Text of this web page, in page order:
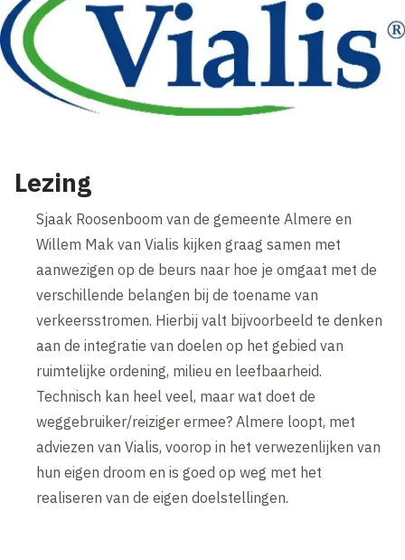
Lezing
Sjaak Roosenboom van de gemeente Almere en
Willem Mak van Vialis kijken graag samen met
aanwezigen op de beurs naar hoe je omgaat met de
verschillende belangen bij de toename van
verkeersstromen. Hierbij valt bijvoorbeeld te denken
aan de integratie van doelen op het gebied van
ruimtelijke ordening, milieu en leefbaarheid.
Technisch kan heel veel, maar wat doet de
weggebruiker/reiziger ermee? Almere loopt, met
adviezen van Vialis, voorop in het verwezenlijken van
hun eigen droom en is goed op weg met het
realiseren van de eigen doelstellingen.